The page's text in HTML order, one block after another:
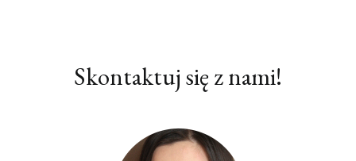
Skontaktuj się z nami!